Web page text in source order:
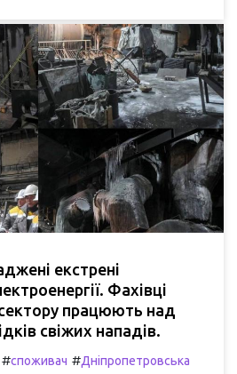
екстрені
Фахівці
працюють над
свіжих нападів.
#споживач #Дніпропетровська